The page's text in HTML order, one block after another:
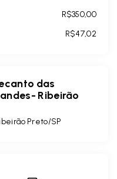
R$350,00
R$47,02
das
Ribeirão
Preto/SP